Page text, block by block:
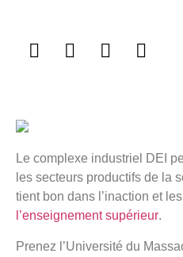
Le complexe industriel DEI
les secteurs productifs de la
tient bon dans l’inaction et
l’enseignement supérieur.
Prenez l’Université du